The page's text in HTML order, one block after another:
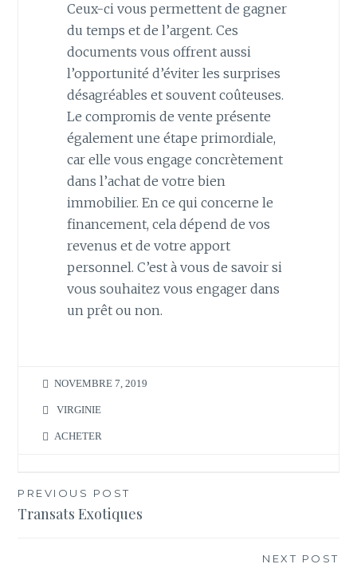
Ceux-ci vous permettent de gagner
du temps et de l’argent. Ces
documents vous offrent aussi
l’opportunité d’éviter les surprises
désagréables et souvent coûteuses.
Le compromis de vente présente
également une étape primordiale,
car elle vous engage concrètement
dans l’achat de votre bien
immobilier. En ce qui concerne le
financement, cela dépend de vos
revenus et de votre apport
personnel. C’est à vous de savoir si
vous souhaitez vous engager dans
un prêt ou non.
NOVEMBRE 7, 2019
VIRGINIE
ACHETER
Navigation
de
PREVIOUS POST
Transats Exotiques
NEXT POST